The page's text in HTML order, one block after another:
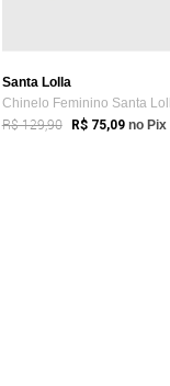
Santa Lolla
R$ 129,90 R$ 75,09 no Pix